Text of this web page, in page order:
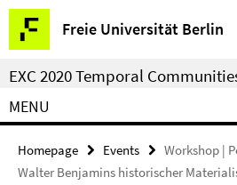
Springe
direkt
zu
Inhalt
Freie Universität Berlin
Service
Navigation
EXC 2020 Temporal
MENU
Homepage Events
Workshop |
Walter Benjamins historischer